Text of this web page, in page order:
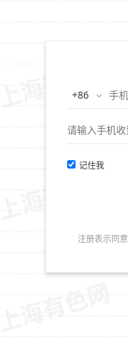
记住我
注册表示同意